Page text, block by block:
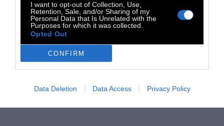
I want to opt-out of Collection, Use,
Retention, Sale, and/or Sharing of my
Personal Data that Is Unrelated with the
Purposes for which it was collected.
Opted Out
CONFIRM
Data Deletion Data Access Privacy Policy